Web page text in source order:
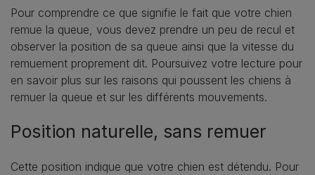
Pour comprendre ce que signifie le fait que votre chien
remue la queue, vous devez prendre un peu de recul et
observer la position de sa queue ainsi que la vitesse du
remuement proprement dit. Poursuivez votre lecture pour
en savoir plus sur les raisons qui poussent les chiens à
remuer la queue et sur les différents mouvements.
Position naturelle, sans remuer
Cette position indique que votre chien est détendu. Pour